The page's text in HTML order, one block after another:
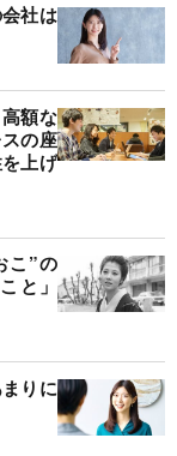
社は
額な
の座
上げ
こ”の
と」
りに